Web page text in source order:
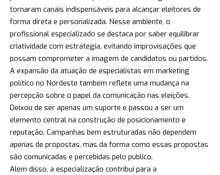
tornaram canais indispensáveis para alcançar eleitores de
forma direta e personalizada. Nesse ambiente, o
profissional especializado se destaca por saber equilibrar
criatividade com estratégia, evitando improvisações que
possam comprometer a imagem de candidatos ou partidos.
A expansão da atuação de especialistas em marketing
político no Nordeste também reflete uma mudança na
percepção sobre o papel da comunicação nas eleições.
Deixou de ser apenas um suporte e passou a ser um
elemento central na construção de posicionamento e
reputação. Campanhas bem estruturadas não dependem
apenas de propostas, mas da forma como essas propostas
são comunicadas e percebidas pelo público.
Além disso, a especialização contribui para a